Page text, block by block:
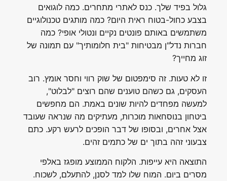
גלול בפיד שלך. כנס לאתרי מתחרים. כמה לוגואים
בצבע כחול-בטוח ראית היום? כמה מותגים טכנולוגיים
משתמשים באותם פונטים נקיים ונטולי אופי? כמה
חברות נדל"ן מבטיחות "בית חלומותיך" עם תמונה של
זוג מחייך?
זו לא טעות. זה סימפטום של שוק רווי וחסר אומץ. רוב
העסקים, גם כשהם טוענים שהם רוצים "לבלוט",
למעשה מפחדים להיות שונים באמת. הם מחפשים
ביטחון בנוסחאות מוכרות, מעתיקים מה שנראה שעובד
אצל אחרים, ובסופו של דבר הופכים לרעש רקע. כתם
צבעוני זהה בתוך ים של כתמים זהים.
התוצאה היא עייפות. הלקוח הממוצע מופגז באלפי
מסרים ביום. המוח שלו למד לסנן, להתעלם, לשכוח.